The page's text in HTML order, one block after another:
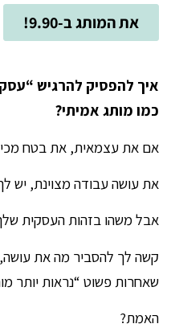
את המותג ב-9.90!
איך להפסיק להרגיש “עסק
כמו מותג אמיתי?
אם את עצמאית, את בטח
את עושה עבודה מצוינת, יש לך
אבל משהו בזהות העסקית שלך
קשה לך להסביר מה את עושה,
שאחרות פשוט “נראות יותר
האמת?